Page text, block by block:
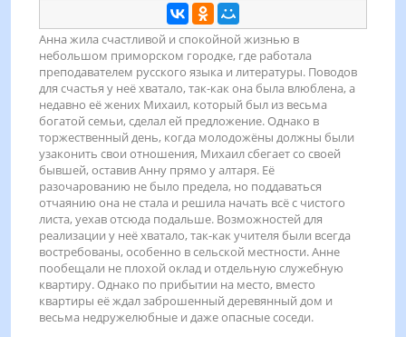
Анна жила счастливой и спокойной жизнью в
небольшом приморском городке, где работала
преподавателем русского языка и литературы. Поводов
для счастья у неё хватало, так-как она была влюблена, а
недавно её жених Михаил, который был из весьма
богатой семьи, сделал ей предложение. Однако в
торжественный день, когда молодожёны должны были
узаконить свои отношения, Михаил сбегает со своей
бывшей, оставив Анну прямо у алтаря. Её
разочарованию не было предела, но поддаваться
отчаянию она не стала и решила начать всё с чистого
листа, уехав отсюда подальше. Возможностей для
реализации у неё хватало, так-как учителя были всегда
востребованы, особенно в сельской местности. Анне
пообещали не плохой оклад и отдельную служебную
квартиру. Однако по прибытии на место, вместо
квартиры её ждал заброшенный деревянный дом и
весьма недружелюбные и даже опасные соседи.